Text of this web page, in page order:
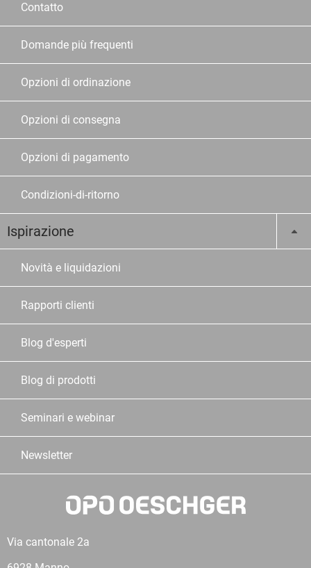
Contatto
Domande più frequenti
Opzioni di ordinazione
Opzioni di consegna
Opzioni di pagamento
Condizioni-di-ritorno
Ispirazione
Novità e liquidazioni
Rapporti clienti
Blog d'esperti
Blog di prodotti
Seminari e webinar
Newsletter
Via cantonale 2a